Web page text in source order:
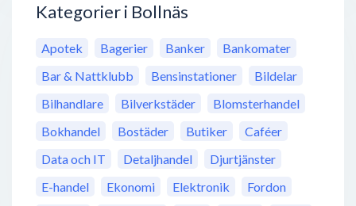
Kategorier i Bollnäs
Apotek Bagerier Banker
Bankomater
Bar & Nattklubb
Bensinstationer
Bildelar
Bilhandlare
Bilverkstäder
Blomsterhandel
Bokhandel
Bostäder Butiker
Caféer
Data och IT
Detaljhandel
Djurtjänster
E-handel
Ekonomi Elektronik
Fordon